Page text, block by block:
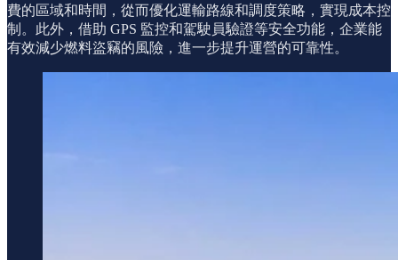
費的區域和時間，從而優化運輸路線和調度策略，實現成本控
制。此外，借助 GPS 監控和駕駛員驗證等安全功能，企業能
有效減少燃料盜竊的風險，進一步提升運營的可靠性。